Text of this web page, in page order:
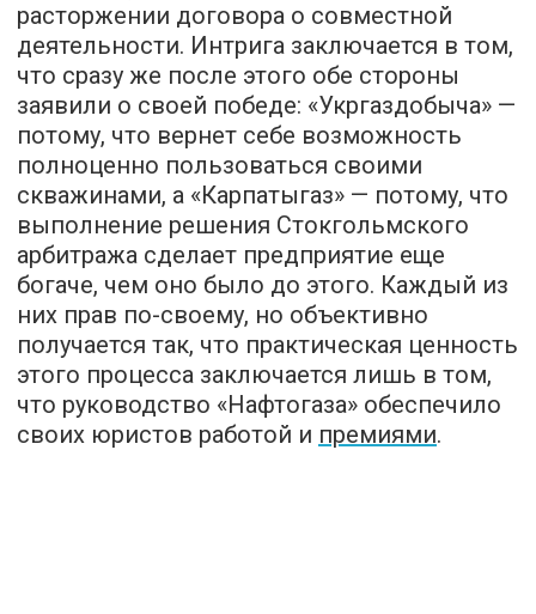
расторжении договора о совместной
деятельности. Интрига заключается в том,
что сразу же после этого обе стороны
заявили о своей победе: «Укргаздобыча» —
потому, что вернет себе возможность
полноценно пользоваться своими
скважинами, а «Карпатыгаз» — потому, что
выполнение решения Стокгольмского
арбитража сделает предприятие еще
богаче, чем оно было до этого. Каждый из
них прав по-своему, но объективно
получается так, что практическая ценность
этого процесса заключается лишь в том,
что руководство «Нафтогаза» обеспечило
своих юристов работой и премиями.